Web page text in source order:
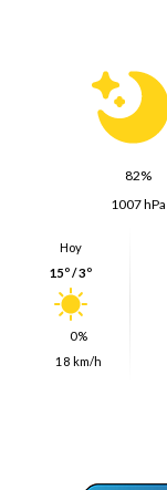
82%
1007 hPa
Hoy
15º / 3º
0%
18 km/h